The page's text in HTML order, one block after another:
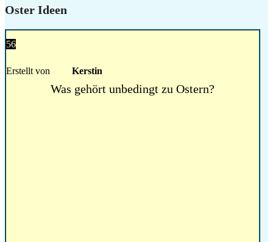
Oster Ideen
56
Erstellt von Kerstin
Was gehört unbedingt zu Ostern?